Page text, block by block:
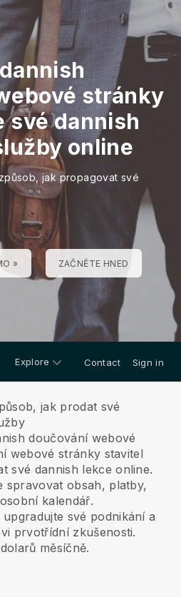
stránky
své dannish
online
jak propagovat své
» ZAČNĚTE HNED
Explore Contact Sign in
jak prodat své
doučování webové
webové stránky stavitel
své dannish lekce online.
spravovat obsah, platby,
kalendář.
své podnikání a
prvotřídní zkušenosti.
měsíčně.